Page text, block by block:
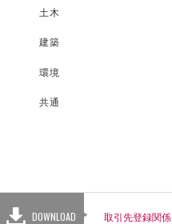
土木
建築
環境
共通
DOWNLOAD 取引先登録関係